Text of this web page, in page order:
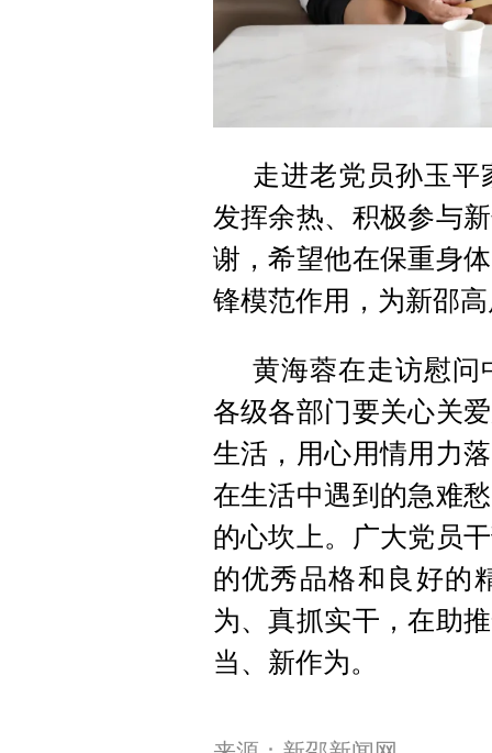
走进老党员孙玉
发挥余热、积极参与
谢，希望他在保重身
锋模范作用，为新邵
黄海蓉在走访慰问
各级各部门要关心关
生活，用心用情用力
在生活中遇到的急难
的心坎上。广大党员
的优秀品格和良好的
为、真抓实干，在助
当、新作为。